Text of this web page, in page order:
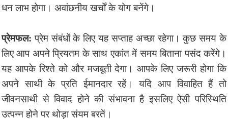
धन लाभ होगा। अवांछनीय खर्चों के योग बनेंगे।
प्रेमफल: प्रेम संबंधों के लिए यह सप्ताह अच्छा रहेगा। कुछ समय के
लिए आप अपने प्रियतम के साथ एकांत में समय बिताना पसंद करेंगे।
यह आपके रिश्ते को और मजबूती देगा। आपके लिए जरूरी होगा कि
अपने साथी के प्रति ईमानदार रहें। यदि आप विवाहित हैं तो
जीवनसाथी से विवाद होने की संभावना है इसलिए ऐसी परिस्थिति
उत्पन्न होने पर थोड़ा संयम बरतें।